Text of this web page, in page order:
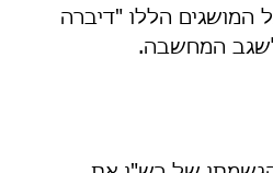
המושגים הללו "דיברה
לשגב המחשבה.